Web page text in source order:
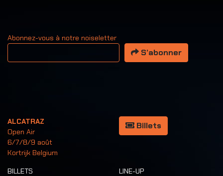
Abonnez-vous à notre noiseletter
Votre adresse email
S’abonner
ALCATRAZ
Open Air
6/7/8/9 août
Kortrijk Belgium
Billets
BILLETS
LINE-UP